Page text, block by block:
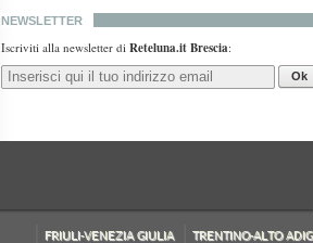
NEWSLETTER
Iscriviti alla newsletter di Reteluna.it Brescia:
Ok